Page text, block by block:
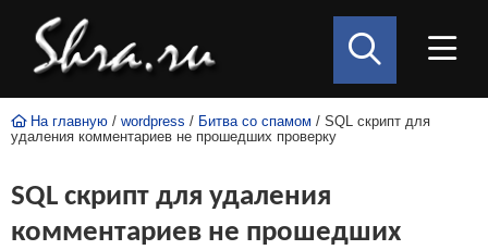
На главную / wordpress / Битва со спамом / SQL скрипт для
удаления комментариев не прошедших проверку
SQL скрипт для удаления
комментариев не прошедших